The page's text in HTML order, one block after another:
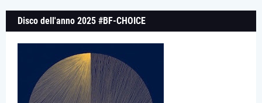
Disco dell'anno 2025 #BF-CHOICE